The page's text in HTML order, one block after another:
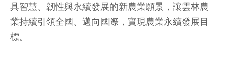
具智慧、韌性與永續發展的新農業願景，讓雲林農
業持續引領全國、邁向國際，實現農業永續發展目
標。